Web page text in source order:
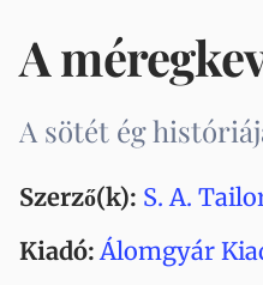
A
A sötét ég
Szerző(k): S. A.
Kiadó: Álomgyár